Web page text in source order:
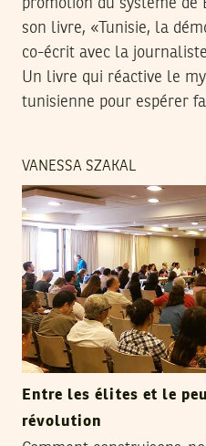
promotion du système
son livre, «Tunisie, la
co-écrit avec la
Un livre qui réactive le
tunisienne pour espérer
VANESSA SZAKAL
Entre les élites et le
révolution